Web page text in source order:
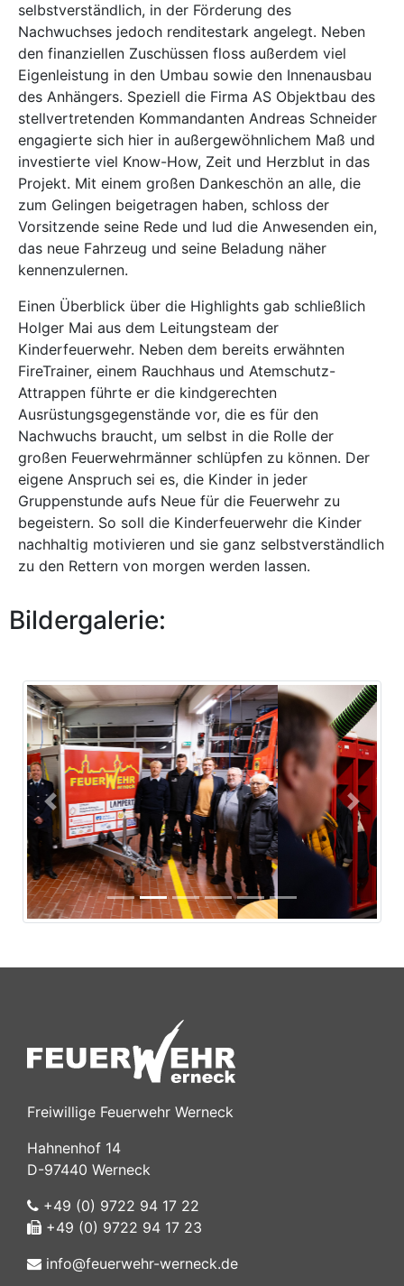
selbstverständlich, in der Förderung des
Nachwuchses jedoch renditestark angelegt. Neben
den finanziellen Zuschüssen floss außerdem viel
Eigenleistung in den Umbau sowie den Innenausbau
des Anhängers. Speziell die Firma AS Objektbau des
stellvertretenden Kommandanten Andreas Schneider
engagierte sich hier in außergewöhnlichem Maß und
investierte viel Know-How, Zeit und Herzblut in das
Projekt. Mit einem großen Dankeschön an alle, die
zum Gelingen beigetragen haben, schloss der
Vorsitzende seine Rede und lud die Anwesenden ein,
das neue Fahrzeug und seine Beladung näher
kennenzulernen.
Einen Überblick über die Highlights gab schließlich
Holger Mai aus dem Leitungsteam der
Kinderfeuerwehr. Neben dem bereits erwähnten
FireTrainer, einem Rauchhaus und Atemschutz-
Attrappen führte er die kindgerechten
Ausrüstungsgegenstände vor, die es für den
Nachwuchs braucht, um selbst in die Rolle der
großen Feuerwehrmänner schlüpfen zu können. Der
eigene Anspruch sei es, die Kinder in jeder
Gruppenstunde aufs Neue für die Feuerwehr zu
begeistern. So soll die Kinderfeuerwehr die Kinder
nachhaltig motivieren und sie ganz selbstverständlich
zu den Rettern von morgen werden lassen.
Bildergalerie:
Previous Next
Freiwillige Feuerwehr Werneck
Hahnenhof 14
D-97440 Werneck
+49 (0) 9722 94 17 22
+49 (0) 9722 94 17 23
info@feuerwehr-werneck.de